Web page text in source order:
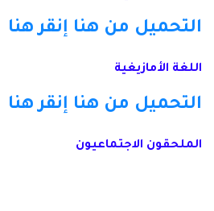
التحميل من هنا إنقر هنا
اللغة الأمازيغية
التحميل من هنا إنقر هنا
الملحقون الاجتماعيون